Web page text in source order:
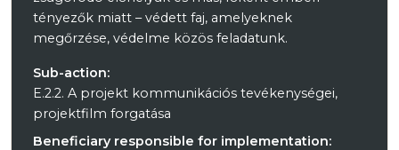
tényezők miatt – védett faj, amelyeknek
megőrzése, védelme közös feladatunk.
Sub-action:
E.2.2. A projekt kommunikációs tevékenységei,
projektfilm forgatása
Beneficiary responsible for implementation: